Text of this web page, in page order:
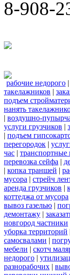
8-908-
рабочие недорого |
такелажников |
подъем
нанять
| воздушно-
услуги грузчиков |
| подъем
перегородок |
час |
перевозка сейфа |
| копка траншей |
мусора | стрейч
аренда грузчиков |
коттеджа от мусора
вывоз газелью |
демонтажу |
новгород частники
уборка территорий
самосвалами |
мебели | скотч
недорого |
разнорабочих |